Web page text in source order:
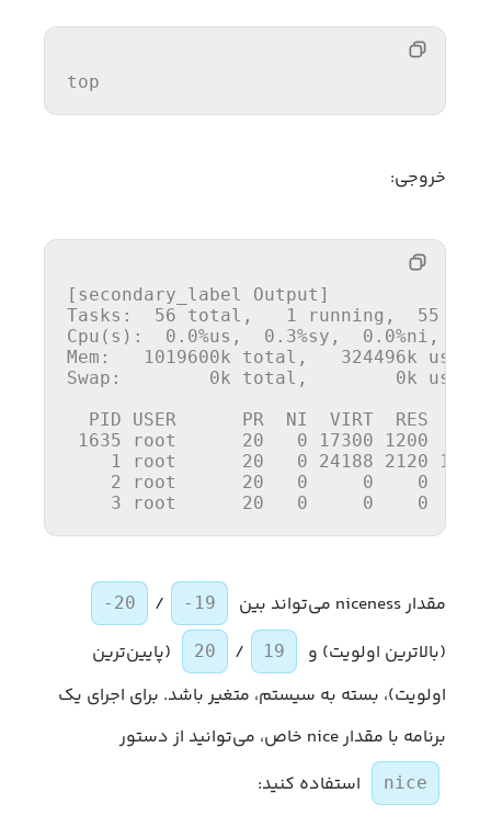
top
خروجی:
[secondary_label Output]
Tasks:
56 total, 1 running, 55
Cpu(s):  0.0%us,  0.3%sy,  0.0%ni,
Mem:   1019600k total,   324496k
Swap:        0k total,        0k used,
1635 root 20 0 17300 1200
1
root 20 0 24188 2120
2
root 20 0 0 0
3
root 20 0 0 0
مقدار niceness می‌تواند بین -19
/
-20
(بالاترین اولویت) و 19
/
20
(پایین‌ترین
اولویت)، بسته به سیستم، متغیر باشد. برای اجرای یک
برنامه با مقدار nice خاص، می‌توانید از دستور
nice استفاده کنید: